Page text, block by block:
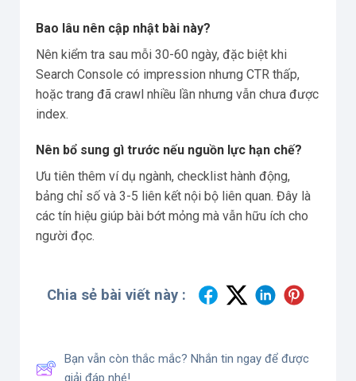
Bao lâu nên cập nhật bài này?
Nên kiểm tra sau mỗi 30-60 ngày, đặc biệt khi
Search Console có impression nhưng CTR thấp,
hoặc trang đã crawl nhiều lần nhưng vẫn chưa được
index.
Nên bổ sung gì trước nếu nguồn lực hạn chế?
Ưu tiên thêm ví dụ ngành, checklist hành động,
bảng chỉ số và 3-5 liên kết nội bộ liên quan. Đây là
các tín hiệu giúp bài bớt mỏng mà vẫn hữu ích cho
người đọc.
Chia sẻ bài viết này :
Bạn vẫn còn thắc mắc? Nhắn tin ngay để được
giải đáp nhé!